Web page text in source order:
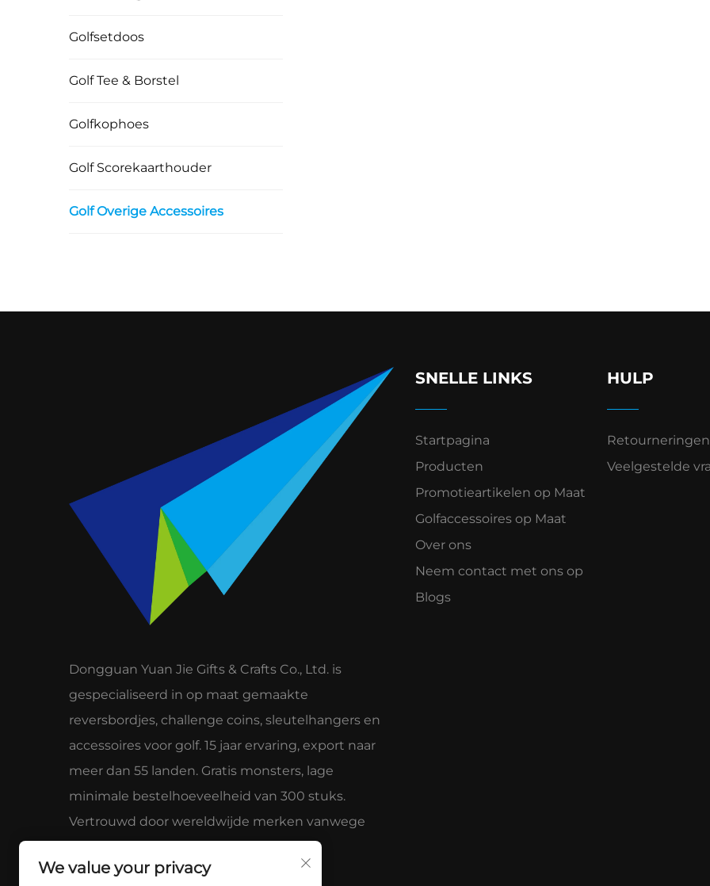
Golfsetdoos
Golf Tee & Borstel
Golfkophoes
Golf Scorekaarthouder
Golf Overige Accessoires
Dongguan Yuan Jie Gifts & Crafts Co., Ltd. is
gespecialiseerd in op maat gemaakte
reversbordjes, challenge coins, sleutelhangers en
accessoires voor golf. 15 jaar ervaring, export naar
meer dan 55 landen. Gratis monsters, lage
minimale bestelhoeveelheid van 300 stuks.
Vertrouwd door wereldwijde merken vanwege
SNELLE LINKS
Startpagina
Producten
Promotieartikelen op Maat
Golfaccessoires op Maat
Over ons
Neem contact met ons op
Blogs
HULP
Retourneringen
Veelgestelde
We value your privacy